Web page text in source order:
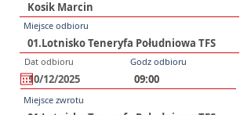
Miejsce odbioru
Dat odbioru Godz odbioru
Miejsce zwrotu